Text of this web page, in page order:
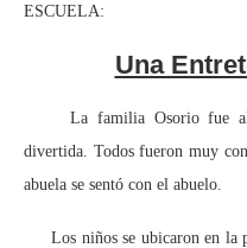
ESCUELA:
Una
La familia Osorio fue al
divertida. Todos fueron muy
abuela se sentó con el abuelo.
Los niños se ubicaron en la